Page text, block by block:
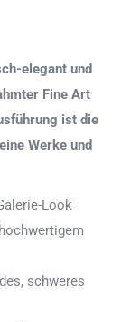
elegant und
Fine Art
ist die
Werke und
Look
schweres